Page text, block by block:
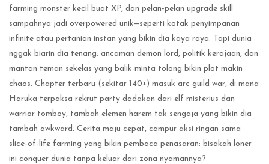
farming monster kecil buat XP, dan pelan-pelan upgrade skill
sampahnya jadi overpowered unik—seperti kotak penyimpanan
infinite atau pertanian instan yang bikin dia kaya raya. Tapi dunia
nggak biarin dia tenang: ancaman demon lord, politik kerajaan, dan
mantan teman sekelas yang balik minta tolong bikin plot makin
chaos. Chapter terbaru (sekitar 140+) masuk arc guild war, di mana
Haruka terpaksa rekrut party dadakan dari elf misterius dan
warrior tomboy, tambah elemen harem tak sengaja yang bikin dia
tambah awkward. Cerita maju cepat, campur aksi ringan sama
slice-of-life farming yang bikin pembaca penasaran: bisakah loner
ini conquer dunia tanpa keluar dari zona nyamannya?